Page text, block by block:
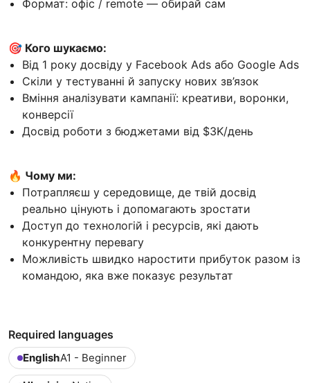
Формат: офіс / remote — обирай сам
🎯 Кого шукаємо:
Від 1 року досвіду у Facebook Ads або Google Ads
Скіли у тестуванні й запуску нових зв’язок
Вміння аналізувати кампанії: креативи, воронки,
конверсії
Досвід роботи з бюджетами від $3K/день
🔥 Чому ми:
Потрапляєш у середовище, де твій досвід
реально цінують і допомагають зростати
Доступ до технологій і ресурсів, які дають
конкурентну перевагу
Можливість швидко наростити прибуток разом із
командою, яка вже показує результат
Required languages
EnglishA1 - Beginner